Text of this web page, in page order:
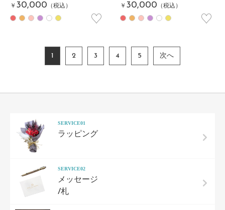
￥ 30,000 （税込）
♡
￥ 30,000 （税込）
♡
1 2 3 4 5 次へ
SERVICE01
ラッピング
SERVICE02
メッセージ
/札